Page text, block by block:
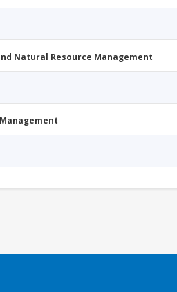
Natural Resource Management